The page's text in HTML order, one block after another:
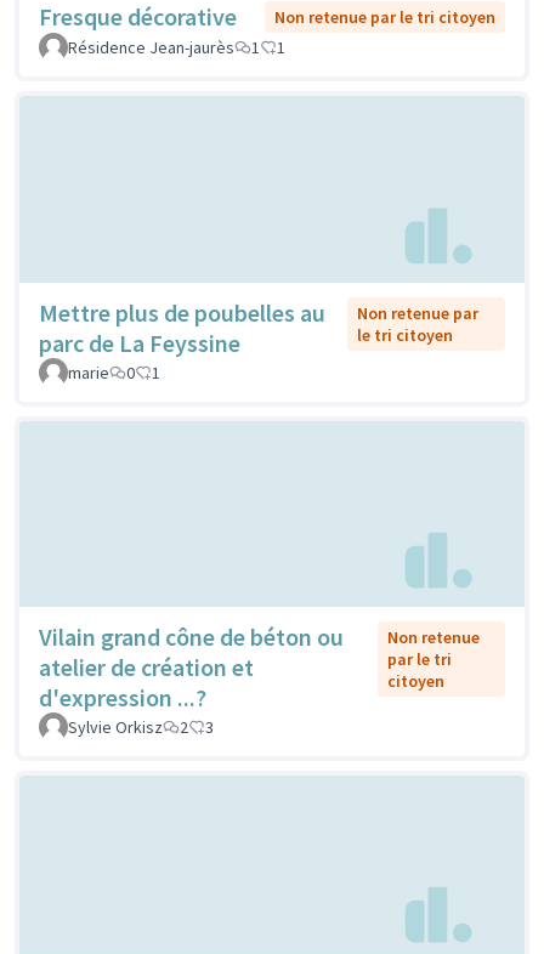
Fresque décorative
Non retenue par le tri citoyen
Résidence Jean-jaurès
1 1
Mettre plus de poubelles au
parc de La Feyssine
Non retenue par
le tri citoyen
marie
0 1
Vilain grand cône de béton ou
atelier de création et
d'expression ...?
Non retenue
par le tri
citoyen
Sylvie Orkisz 2 3